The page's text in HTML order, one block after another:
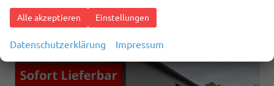
Alle akzeptieren Einstellungen
Datenschutzerklärung Impressum